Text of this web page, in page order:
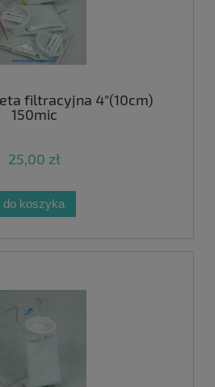
filtracyjna 4"(10cm)
150mic
25,00 zł
do koszyka